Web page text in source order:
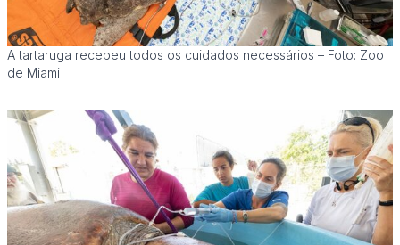
A tartaruga recebeu todos os cuidados necessários – Foto: Zoo
de Miami